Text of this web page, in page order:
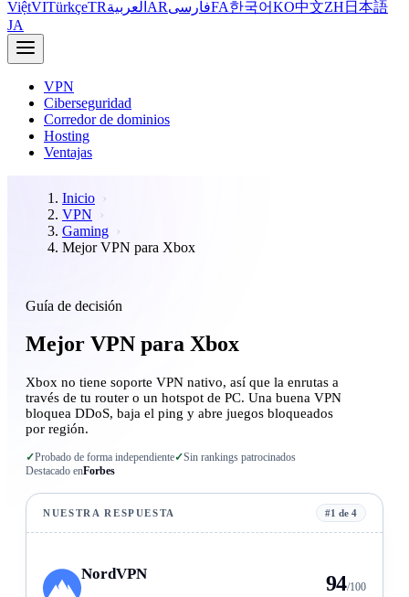
ViệtVITürkçeTRالعربية ARفارسیFA한국어KO中文ZH 日本語
JA
VPN
Ciberseguridad
Corredor de dominios
Hosting
Ventajas
Inicio
VPN
Gaming
Mejor VPN para Xbox
Guía de decisión
Mejor VPN para Xbox
Xbox no tiene soporte VPN nativo, así que la enrutas a
través de tu router o un hotspot de PC. Una buena VPN
bloquea DDoS, baja el ping y abre juegos bloqueados
por región.
✓Probado de forma independiente✓Sin rankings patrocinados
Destacado enForbes
NUESTRA RESPUESTA #1 de 4
NordVPN 94/100